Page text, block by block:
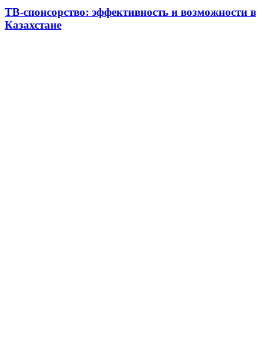
ТВ-спонсорство: эффективность и возможности в
Казахстане